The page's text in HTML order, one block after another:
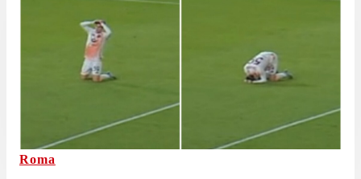
Roma